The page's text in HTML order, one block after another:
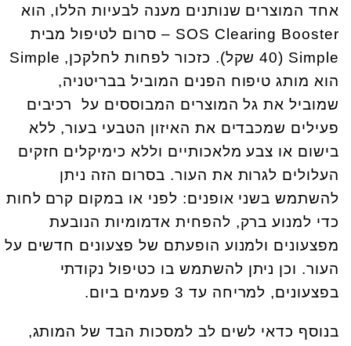
אחד המוצרים שנותנים מענה לבעיות הללו, הוא
SOS Clearing Booster – סרום לטיפול מבית
Simple (40 שקל). כזכור לפחות לחלקכן, Simple
הוא מותג טיפוח הפנים המוביל בבריטניה,
שמוביל את גל המוצרים המבוססים על רכיבים
פעילים שמכבדים את האיזון הטבעי בעור, ללא
בישום או צבע מלאכותיים וללא כימיקלים חזקים
העלולים לגרות את העור. בסרום הזה ניתן
להשתמש בשני אופנים: לפני או במקום קרם לחות
כדי למנוע ברק, להפחית אדמומיות הנובעת
מפצעונים ולמנוע הופעתם של פצעונים חדשים על
העור. וכן ניתן להשתמש בו כטיפול נקודתי
בפצעונים, למריחה עד 3 פעמים ביום.
בנוסף כדאי לשים לב למסכות הבד של המותג,